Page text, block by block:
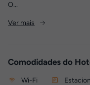
O...
Ver mais
Comodidades do
Wi-Fi